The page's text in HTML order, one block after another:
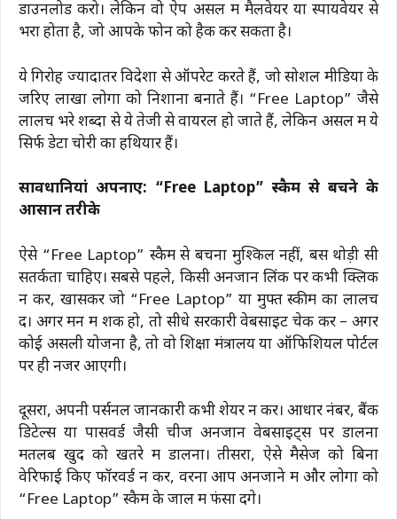
डाउनलोड करो। लेकिन वो ऐप असल में मैलवेयर या स्पायवेयर से
भरा होता है, जो आपके फोन को हैक कर सकता है।
ये गिरोह ज्यादातर विदेशों से ऑपरेट करते हैं, जो सोशल मीडिया के
जरिए लाखों लोगों को निशाना बनाते हैं। “Free Laptop” जैसे
लालच भरे शब्दों से ये तेजी से वायरल हो जाते हैं, लेकिन असल में ये
सिर्फ डेटा चोरी का हथियार हैं।
सावधानियां अपनाएं: “Free Laptop” स्कैम से बचने के
आसान तरीके
ऐसे “Free Laptop” स्कैम से बचना मुश्किल नहीं, बस थोड़ी सी
सतर्कता चाहिए। सबसे पहले, किसी अनजान लिंक पर कभी क्लिक
न करें, खासकर जो “Free Laptop” या मुफ्त स्कीम का लालच
दें। अगर मन में शक हो, तो सीधे सरकारी वेबसाइट चेक करें – अगर
कोई असली योजना है, तो वो शिक्षा मंत्रालय या ऑफिशियल पोर्टल
पर ही नजर आएगी।
दूसरा, अपनी पर्सनल जानकारी कभी शेयर न करें। आधार नंबर, बैंक
डिटेल्स या पासवर्ड जैसी चीजें अनजान वेबसाइट्स पर डालना
मतलब खुद को खतरे में डालना। तीसरा, ऐसे मैसेज को बिना
वेरिफाई किए फॉरवर्ड न करें, वरना आप अनजाने में और लोगों को
“Free Laptop” स्कैम के जाल में फंसा देंगे।